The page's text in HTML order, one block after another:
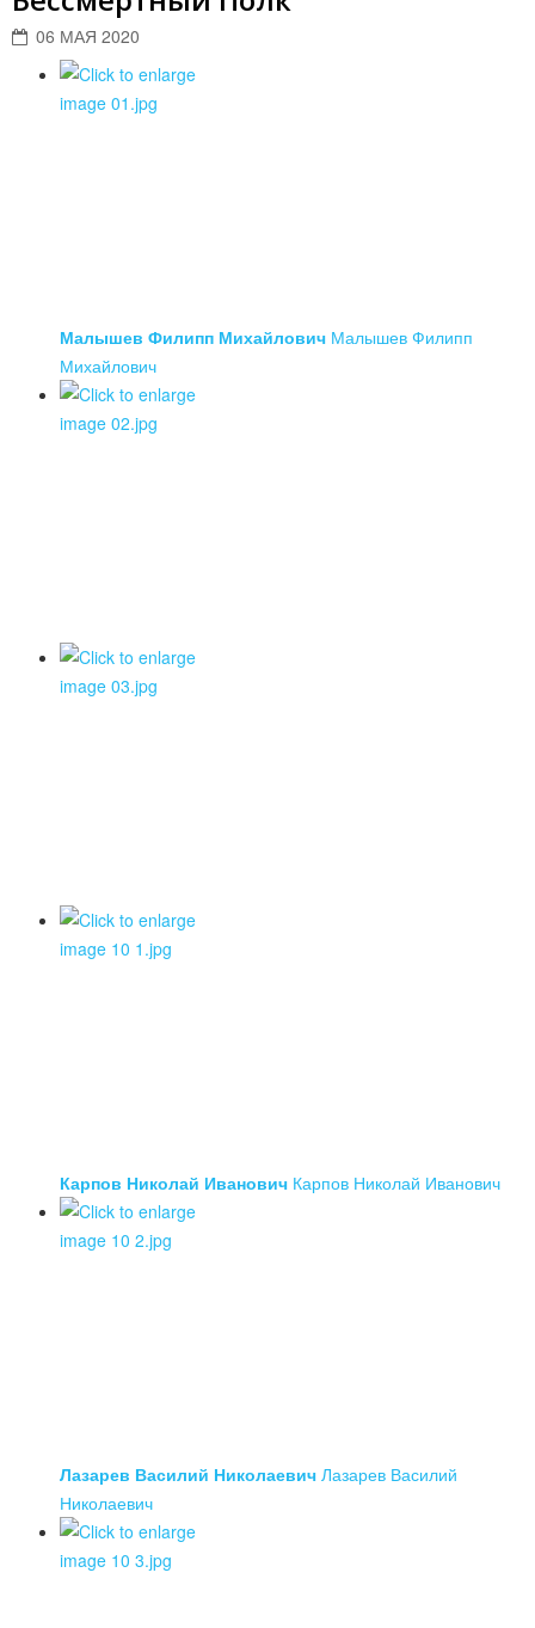
06 МАЯ 2020
Малышев Филипп Михайлович Малышев Филипп
Михайлович
Карпов Николай Иванович Карпов Николай Иванович
Лазарев Василий Николаевич Лазарев Василий
Николаевич